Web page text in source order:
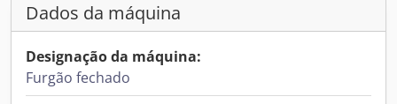
Dados da máquina
Designação da máquina:
Furgão fechado